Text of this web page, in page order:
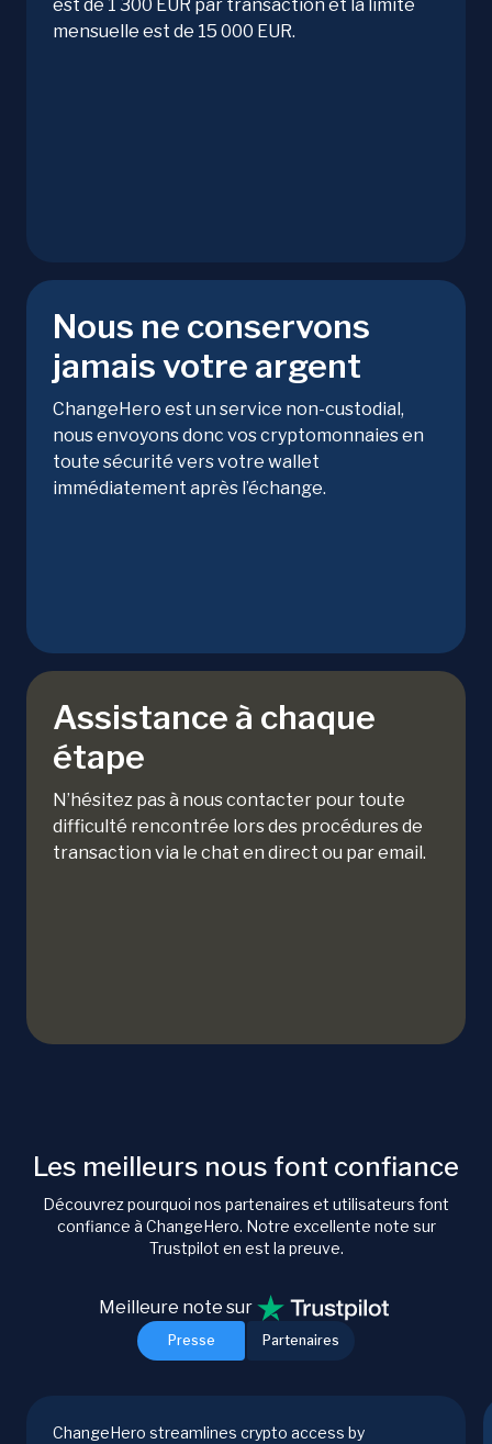
est de 1 300 EUR par transaction et la limite
mensuelle est de 15 000 EUR.
Nous ne conservons
jamais votre argent
ChangeHero est un service non-custodial,
nous envoyons donc vos cryptomonnaies en
toute sécurité vers votre wallet
immédiatement après l’échange.
Assistance à chaque
étape
N’hésitez pas à nous contacter pour toute
difficulté rencontrée lors des procédures de
transaction via le chat en direct ou par email.
Les meilleurs nous font confiance
Découvrez pourquoi nos partenaires et utilisateurs font
confiance à ChangeHero. Notre excellente note sur
Trustpilot en est la preuve.
Presse Partenaires
Meilleure note sur
ChangeHero streamlines crypto access by